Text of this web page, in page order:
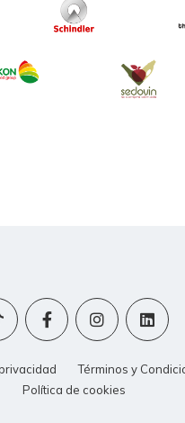
Términos y
Política de cookies